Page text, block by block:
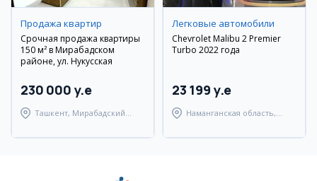
Продажа квартир
Срочная продажа квартиры
150 м² в Мирабадском
районе, ул. Нукусская
230 000 y.e
Ташкент, Мирабадский
Легковые автомобили
Chevrolet Malibu 2 Premier
Turbo 2022 года
23 199 y.e
Наманганская область,